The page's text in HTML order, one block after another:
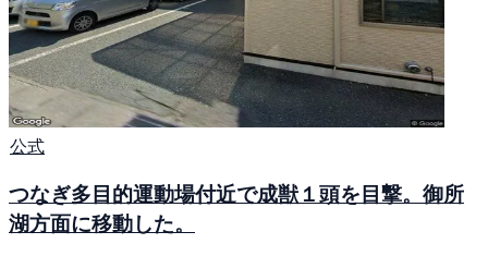
公式
つなぎ多目的運動場付近で成獣１頭を目撃。御所
湖方面に移動した。